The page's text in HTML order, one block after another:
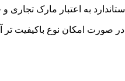
به اعتبار مارک
صورت امکان نوع باکیفیت